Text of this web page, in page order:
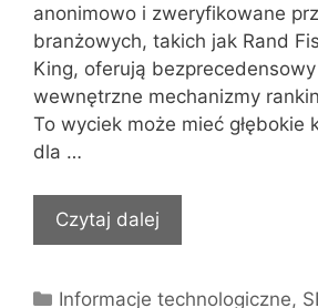
anonimowo i zweryfikowane
branżowych, takich jak Rand
King, oferują
wewnętrzne mechanizmy
To wyciek może mieć głębokie
dla …
Czytaj dalej
Kategorie
Informacje technologiczne,